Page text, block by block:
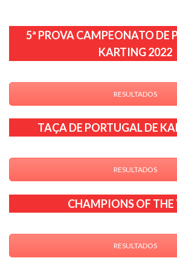
5ª PROVA CAMPEONATO DE
KARTING 2022
RESULTADOS
TAÇA DE PORTUGAL DE
RESULTADOS
CHAMPIONS OF THE
RESULTADOS